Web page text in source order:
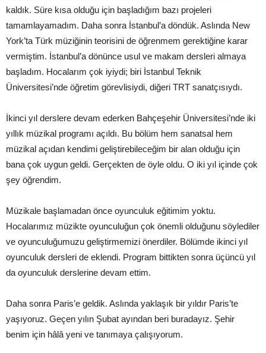
kaldık. Süre kısa olduğu için başladığım bazı projeleri
tamamlayamadım. Daha sonra İstanbul’a döndük. Aslında New
York’ta Türk müziğinin teorisini de öğrenmem gerektiğine karar
vermiştim. İstanbul’a dönünce usul ve makam dersleri almaya
başladım. Hocalarım çok iyiydi; biri İstanbul Teknik
Üniversitesi’nde öğretim görevlisiydi, diğeri TRT sanatçısıydı.
İkinci yıl derslere devam ederken Bahçeşehir Üniversitesi’nde iki
yıllık müzikal programı açıldı. Bu bölüm hem sanatsal hem
müzikal açıdan kendimi geliştirebileceğim bir alan olduğu için
bana çok uygun geldi. Gerçekten de öyle oldu. O iki yıl içinde çok
şey öğrendim.
Müzikale başlamadan önce oyunculuk eğitimim yoktu.
Hocalarımız müzikte oyunculuğun çok önemli olduğunu söylediler
ve oyunculuğumuzu geliştirmemizi önerdiler. Bölümde ikinci yıl
oyunculuk dersleri de eklendi. Program bittikten sonra üçüncü yıl
da oyunculuk derslerine devam ettim.
Daha sonra Paris’e geldik. Aslında yaklaşık bir yıldır Paris’te
yaşıyoruz. Geçen yılın Şubat ayından beri buradayız. Şehir
benim için hâlâ yeni ve tanımaya çalışıyorum.